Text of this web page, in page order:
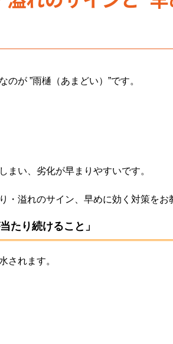
が ”雨樋（あまどい）”です。
まい、劣化が早まりやすいです。
・溢れのサイン、早めに効く対策をお
たり続けること」
されます。